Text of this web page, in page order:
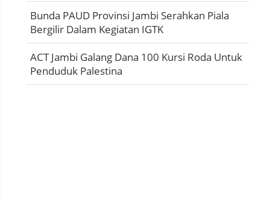
Bunda PAUD Provinsi Jambi Serahkan Piala
Bergilir Dalam Kegiatan IGTK
ACT Jambi Galang Dana 100 Kursi Roda Untuk
Penduduk Palestina